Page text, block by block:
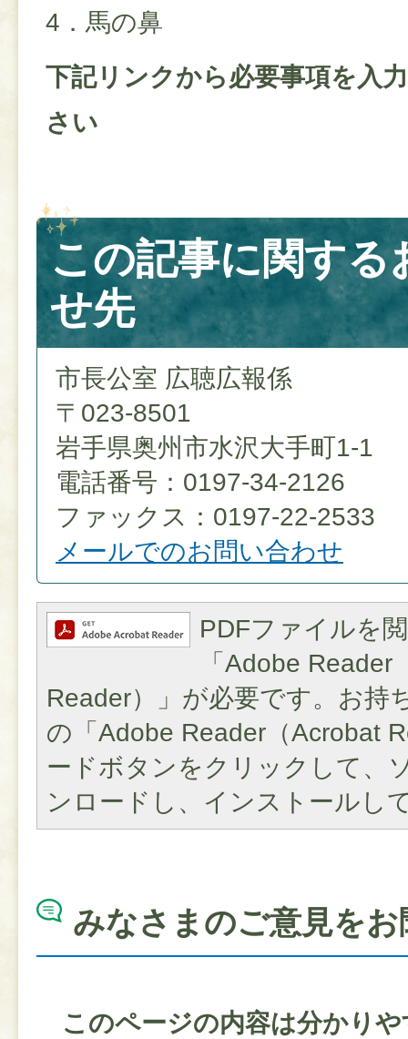
4．馬の鼻
下記リンクから必要事項を入
さい
この記事に関する
せ先
市長公室 広聴広報係
〒023-8501
岩手県奥州市水沢大手町1-1
電話番号：0197-34-2126
ファックス：0197-22-2533
メールでのお問い合わせ
PDFファイルを
「Adobe Reader
Reader）」が必要です。お持
の「Adobe Reader（Acrobat
ードボタンをクリックして、
ンロードし、インストールし
みなさまのご意見を
このページの内容は分かり